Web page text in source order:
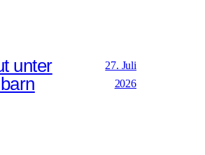
unter
27. Juli
2026